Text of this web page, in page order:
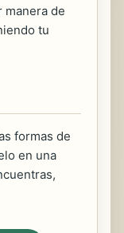
manera de
tu
formas de
en una